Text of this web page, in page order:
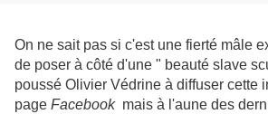
On ne sait pas si c'est une fierté mâle
de poser à côté d'une " beauté slave
poussé Olivier Védrine à diffuser cette
page Facebook mais à l'aune des